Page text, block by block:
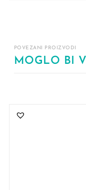
POVEZANI PROIZVODI
MOGLO BI